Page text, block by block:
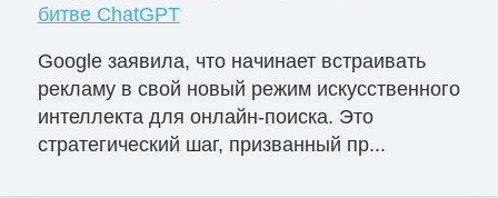
битве ChatGPT
Google заявила, что начинает встраивать
рекламу в свой новый режим искусственного
интеллекта для онлайн-поиска. Это
стратегический шаг, призванный пр...